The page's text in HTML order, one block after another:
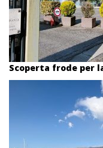
Scoperta frode per